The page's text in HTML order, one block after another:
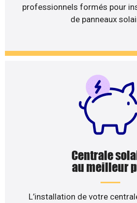
professionnels formés pour
de panneaux
Centrale
au meilleur
L’installation de votre